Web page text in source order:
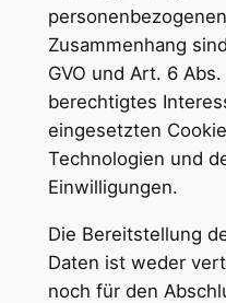
Zusammenhang
GVO und Art. 6
berechtigtes
eingesetzten
Technologien und
Einwilligungen.
Die Bereitstellung
Daten ist weder
noch für den